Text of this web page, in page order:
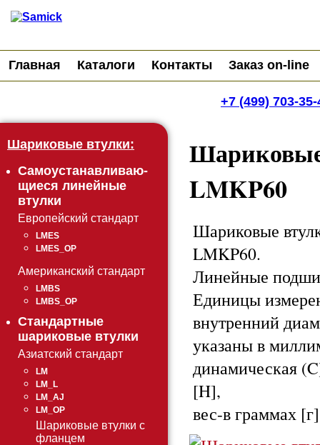
Главная Каталоги Контакты Заказ on-line
+7 (499) 703-35-
LMKP60
Шариковые
LMKP60.
Линейные
Единицы
внутренний
указаны в
динамическая
[H],
вес-в граммах [г]
Шариковые втулки:
Самоустанавливаю-
щиеся линейные
втулки
Европейский стандарт
LMES
LMES_OP
Американский стандарт
LMBS
LMBS_OP
Стандартные
шариковые втулки
Азиатский стандарт
LM
LM_L
LM_AJ
LM_OP
Шариковые втулки с
фланцем